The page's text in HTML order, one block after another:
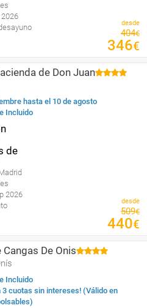
desde
404€
346€
de Don Juan
hasta el 10 de agosto
Incluido
2026
desde
509€
440€
Cangas De Onis
Incluido
3 cuotas sin intereses! (Válido en